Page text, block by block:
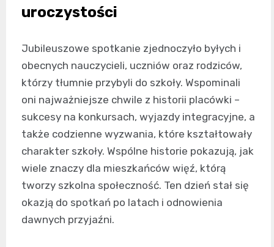
uroczystości
Jubileuszowe spotkanie zjednoczyło byłych i
obecnych nauczycieli, uczniów oraz rodziców,
którzy tłumnie przybyli do szkoły. Wspominali
oni najważniejsze chwile z historii placówki –
sukcesy na konkursach, wyjazdy integracyjne, a
także codzienne wyzwania, które kształtowały
charakter szkoły. Wspólne historie pokazują, jak
wiele znaczy dla mieszkańców więź, którą
tworzy szkolna społeczność. Ten dzień stał się
okazją do spotkań po latach i odnowienia
dawnych przyjaźni.